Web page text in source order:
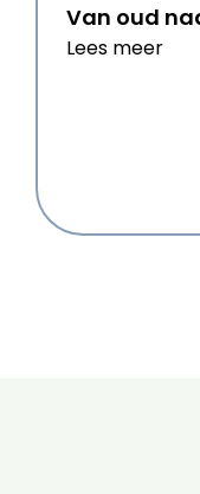
Van oud
Lees meer